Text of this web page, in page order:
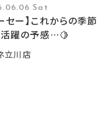
Sat
セー】これからの季節
躍の予感…🍋
立川店